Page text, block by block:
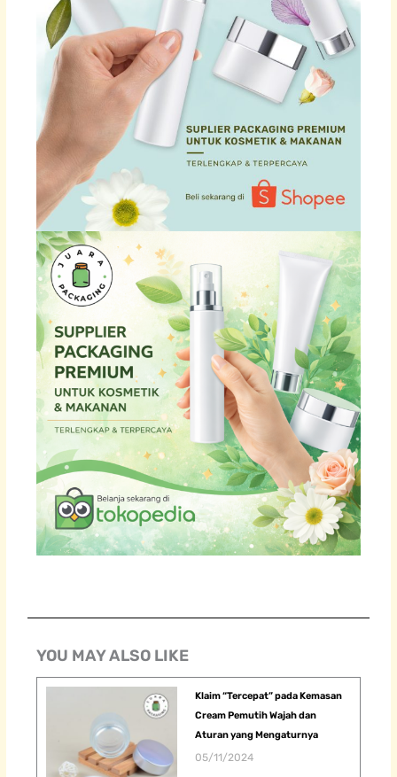
YOU MAY ALSO LIKE
Klaim “Tercepat” pada Kemasan
Cream Pemutih Wajah dan
Aturan yang Mengaturnya
05/11/2024